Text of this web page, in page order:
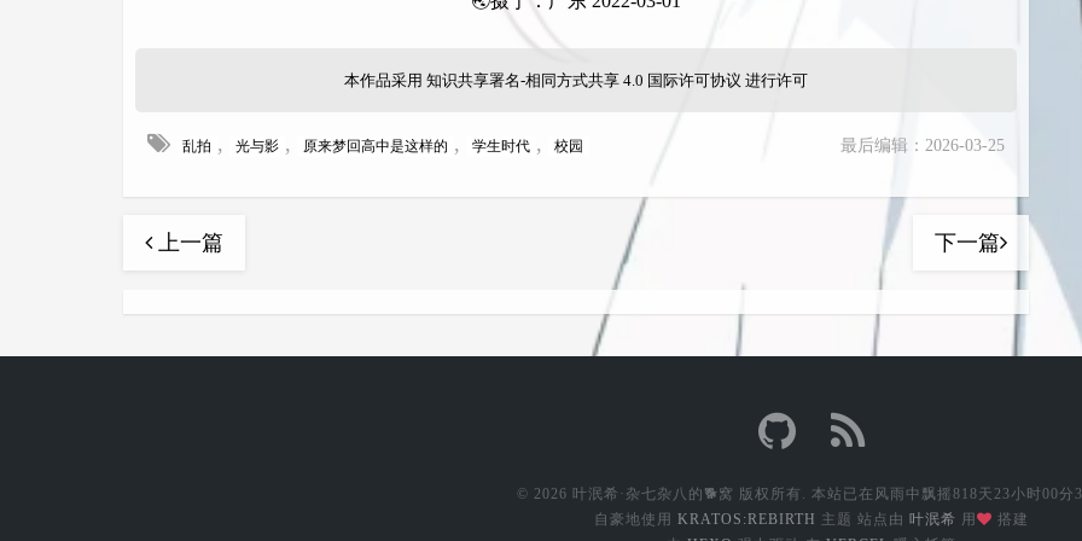
本作品采用 知识共享署名-相同方式共享 4.0 国际许可协议 进行许可
乱拍 , 光与影 , 原来梦回高中是这样的 , 学生时代 , 校园 最后编辑：2026-03-25
上一篇 下一篇
© 2026 叶泯希·杂七杂八的🐕窝 版权所有. 本站已在风雨中飘摇818天23小时00分
自豪地使用 KRATOS:REBIRTH 主题 站点由 叶泯希 用
搭建